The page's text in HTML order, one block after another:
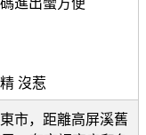
沒惹
市，距離高屏溪舊